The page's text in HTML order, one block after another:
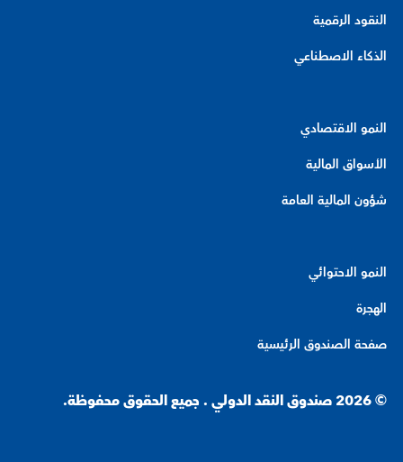
النقود الرقمية
الذكاء الاصطناعي
النمو الاقتصادي
الأسواق المالية
شؤون المالية العامة
النمو الاحتوائي
الهجرة
صفحة الصندوق الرئيسية
© 2026 صندوق النقد الدولي . جميع الحقوق محفوظة.